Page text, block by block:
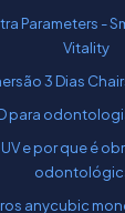
Parameters -
Vitality
3 Dias
para
e por que é
anycubic